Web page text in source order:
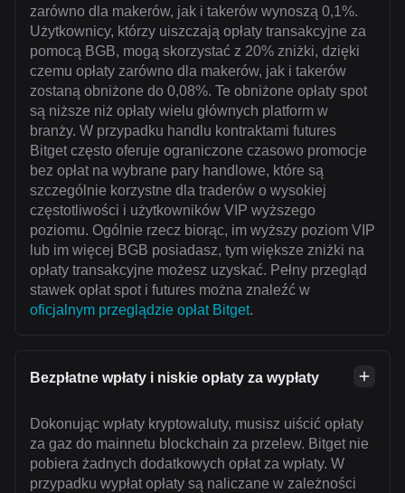
zarówno dla makerów, jak i takerów wynoszą 0,1%.
Użytkownicy, którzy uiszczają opłaty transakcyjne za
pomocą BGB, mogą skorzystać z 20% zniżki, dzięki
czemu opłaty zarówno dla makerów, jak i takerów
zostaną obniżone do 0,08%. Te obniżone opłaty spot
są niższe niż opłaty wielu głównych platform w
branży. W przypadku handlu kontraktami futures
Bitget często oferuje ograniczone czasowo promocje
bez opłat na wybrane pary handlowe, które są
szczególnie korzystne dla traderów o wysokiej
częstotliwości i użytkowników VIP wyższego
poziomu. Ogólnie rzecz biorąc, im wyższy poziom VIP
lub im więcej BGB posiadasz, tym większe zniżki na
opłaty transakcyjne możesz uzyskać. Pełny przegląd
stawek opłat spot i futures można znaleźć w
oficjalnym przeglądzie opłat Bitget.
Bezpłatne wpłaty i niskie opłaty za wypłaty
Dokonując wpłaty kryptowaluty, musisz uiścić opłaty
za gaz do mainnetu blockchain za przelew. Bitget nie
pobiera żadnych dodatkowych opłat za wpłaty. W
przypadku wypłat opłaty są naliczane w zależności